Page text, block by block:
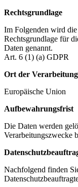
Rechtsgrundlage
Im Folgenden wird
Rechtsgrundlage für
Daten genannt.
Art. 6 (1) (a) GDPR
Ort der Verarbeitung
Europäische Union
Aufbewahrungsfrist
Die Daten werden
Verarbeitungszwecke
Nachfolgend finden